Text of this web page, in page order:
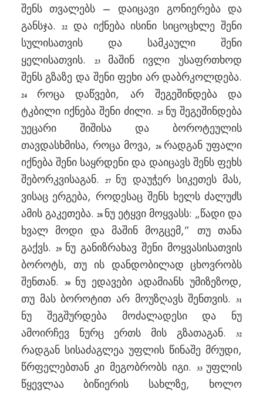
შენს თვალებს – დაიცავი გონიერება და
განსჯა.
22და იქნება ისინი სიცოცხლე შენი
სულისათვის და სამკაული შენი
ყელისათვის.
23
მაშინ ივლი უსაფრთხოდ
შენს გზაზე და შენი ფეხი არ დაბრკოლდება.
24
როცა დაწვები, არ შეგეშინდება და
ტკბილი იქნება შენი ძილი.25 ნუ შეგეშინდება
უეცარი შიშისა და ბოროტეულის
თავდასხმისა, როცა მოვა,
26 რადგან უფალი
იქნება შენი საყრდენი და დაიცავს შენს ფეხს
შებორკვისაგან.27 ნუ დაუჭერ სიკეთეს მას,
ვისაც ერგება, როდესაც შენს ხელს ძალუძს
ამის გაკეთება. 28 ნუ ეტყვი მოყვასს: „წადი და
ხვალ მოდი და მაშინ მოგცემ,” თუ თანა
გაქვს.
29 ნუ განიზრახავ შენი მოყვასისათვის
ბოროტს, თუ ის დანდობილად ცხოვრობს
შენთან.
30 ნუ ედავები ადამიანს უმიზეზოდ,
თუ მას ბოროტით არ მოუზღავს შენთვის.31
ნუ შეგშურდება მოძალადესი და ნუ
ამოირჩევ ნურც ერთს მის გზათაგან.32
რადგან სისაძაგლეა უფლის წინაშე მრუდი,
წრფელებთან კი მეგობრობს იგი.
33უფლის
წყევლაა ბიწიერის სახლზე, ხოლო